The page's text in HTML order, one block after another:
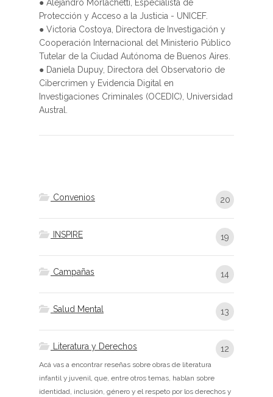
● Alejandro Morlachetti, Especialista de
Protección y Acceso a la Justicia - UNICEF.
● Victoria Costoya, Directora de Investigación y
Cooperación Internacional del Ministerio Público
Tutelar de la Ciudad Autónoma de Buenos Aires.
● Daniela Dupuy, Directora del Observatorio de
Cibercrimen y Evidencia Digital en
Investigaciones Criminales (OCEDIC), Universidad
Austral.
Convenios 20
INSPIRE 19
Campañas 14
Salud Mental 13
Literatura y Derechos 12
Acá vas a encontrar reseñas sobre obras de literatura
infantil y juvenil, que, entre otros temas, hablan sobre
identidad, inclusión, género y el respeto por los derechos y